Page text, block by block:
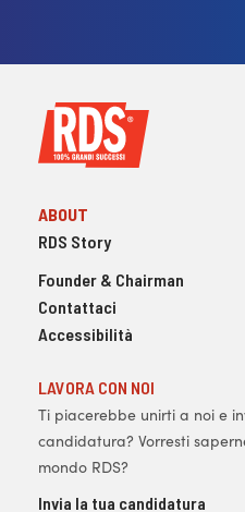
ABOUT
RDS Story
Founder & Chairman
Contattaci
Accessibilità
LAVORA CON NOI
Ti piacerebbe unirti a noi e
candidatura? Vorresti
mondo RDS?
Invia la tua candidatura